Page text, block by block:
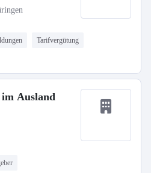
Tarifvergütung
Ausland